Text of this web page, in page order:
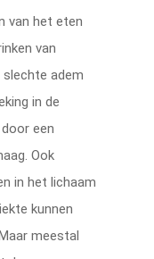
van het eten
van
adem
in de
een
Ook
in het lichaam
kunnen
meestal